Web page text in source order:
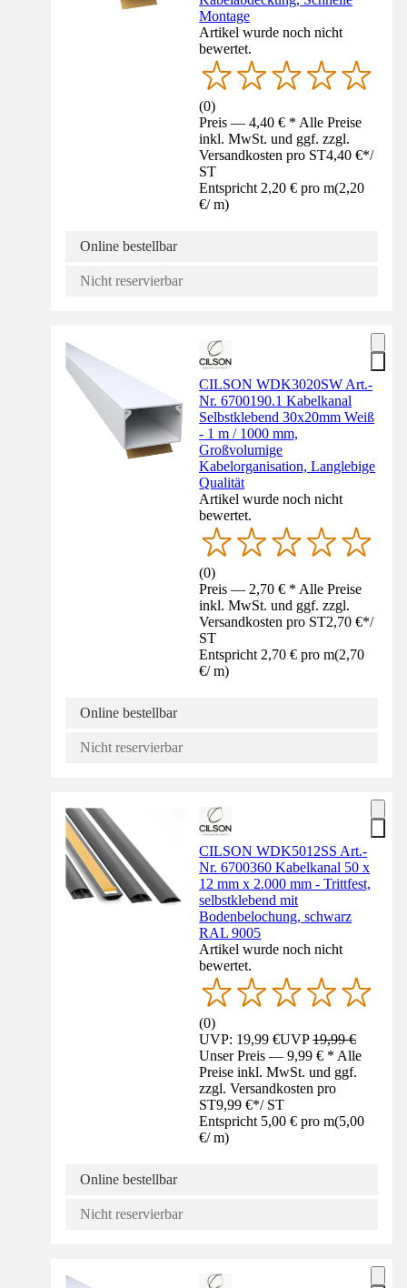
Montage
Artikel wurde noch nicht
bewertet.
(0)
Preis — 4,40 € * Alle Preise
inkl. MwSt. und ggf. zzgl.
Versandkosten pro ST4,40 €*/
ST
Entspricht 2,20 € pro m(2,20
€/ m)
Online bestellbar
Nicht reservierbar
CILSON WDK3020SW Art.-
Nr. 6700190.1 Kabelkanal
Selbstklebend 30x20mm Weiß
- 1 m / 1000 mm,
Großvolumige
Kabelorganisation, Langlebige
Qualität
Artikel wurde noch nicht
bewertet.
(0)
Preis — 2,70 € * Alle Preise
inkl. MwSt. und ggf. zzgl.
Versandkosten pro ST2,70 €*/
ST
Entspricht 2,70 € pro m(2,70
€/ m)
Online bestellbar
Nicht reservierbar
CILSON WDK5012SS Art.-
Nr. 6700360 Kabelkanal 50 x
12 mm x 2.000 mm - Trittfest,
selbstklebend mit
Bodenbelochung, schwarz
RAL 9005
Artikel wurde noch nicht
bewertet.
(0)
UVP: 19,99 €UVP19,99 €
Unser Preis — 9,99 € * Alle
Preise inkl. MwSt. und ggf.
zzgl. Versandkosten pro
ST9,99 €*/ ST
Entspricht 5,00 € pro m(5,00
€/ m)
Online bestellbar
Nicht reservierbar